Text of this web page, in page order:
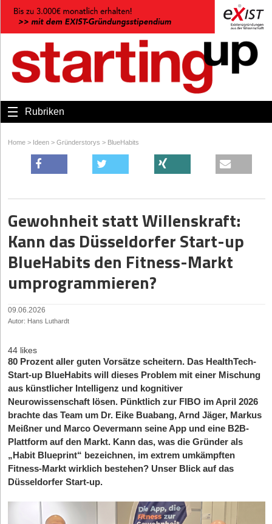
Rubriken
Home > Ideen > Gründerstorys > BlueHabits
Gewohnheit statt Willenskraft:
Kann das Düsseldorfer Start-up
BlueHabits den Fitness-Markt
umprogrammieren?
09.06.2026
Autor: Hans Luthardt
44 likes
80 Prozent aller guten Vorsätze scheitern. Das HealthTech-
Start-up BlueHabits will dieses Problem mit einer Mischung
aus künstlicher Intelligenz und kognitiver
Neurowissenschaft lösen. Pünktlich zur FIBO im April 2026
brachte das Team um Dr. Eike Buabang, Arnd Jäger, Markus
Meißner und Marco Oevermann seine App und eine B2B-
Plattform auf den Markt. Kann das, was die Gründer als
„Habit Blueprint“ bezeichnen, im extrem umkämpften
Fitness-Markt wirklich bestehen? Unser Blick auf das
Düsseldorfer Start-up.